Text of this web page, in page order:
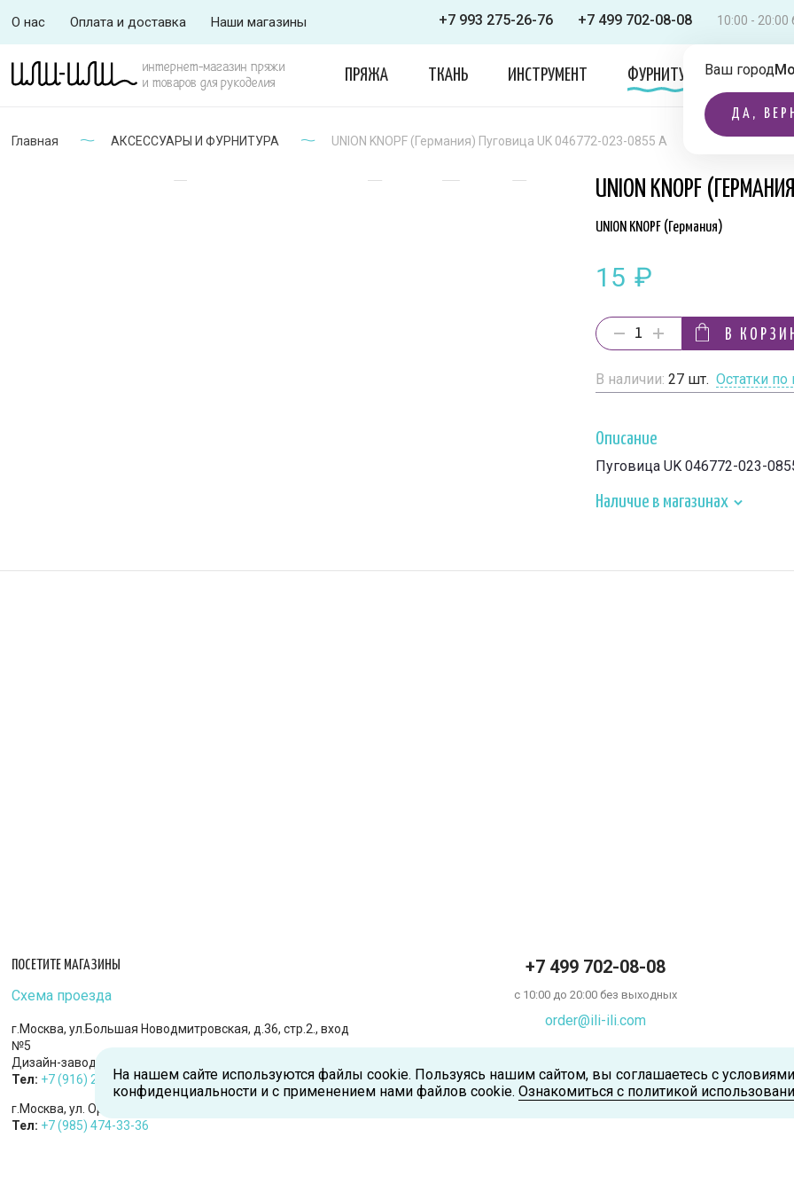
О нас Оплата и доставка Наши магазины +7 993 275-26-76 +7 499 702-08-08 10:00 -
Ваш город
ДА,
интернет-магазин пряжи
и товаров для рукоделия
ПРЯЖА ТКАНЬ ИНСТРУМЕНТ ФУРНИТУРА ОДЕЖДА
Главная АКСЕССУАРЫ И ФУРНИТУРА UNION KNOPF (Германия) Пуговица UK 046772-023-0855 A
UNION KNOPF
UNION KNOPF (Германия)
15 ₽
В
В наличии: 27 шт. Остатки по
Описание
Пуговица UK 046772-023-
Наличие в магазинах
ПОСЕТИТЕ МАГАЗИНЫ
Схема проезда
г.Москва, ул.Большая Новодмитровская, д.36, стр.2., вход
№5
Дизайн-завод «FLACON»
Тел: +7 (916) 215-94-95
г.Москва, ул. Орджоникидзе, д.9, к.1
Тел: +7 (985) 474-33-36
+7 499 702-08-08
с 10:00 до 20:00 без выходных
order@ili-ili.com
На нашем сайте используются файлы cookie. Пользуясь нашим сайтом, вы соглашаетесь с
конфиденциальности и с применением нами файлов cookie. Ознакомиться с политикой